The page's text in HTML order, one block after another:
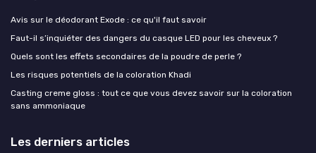
Avis sur le déodorant Exode : ce qu'il faut savoir
Faut-il s’inquiéter des dangers du casque LED pour les cheveux ?
Quels sont les effets secondaires de la poudre de perle ?
Les risques potentiels de la coloration Khadi
Casting creme gloss : tout ce que vous devez savoir sur la coloration
sans ammoniaque
Les derniers articles